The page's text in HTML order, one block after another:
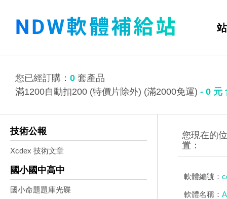
您已經訂購： 0 套產品
滿1200自動扣200 (特價片除外) (滿2000免運) - 0 元
技術公報
Xcdex 技術文章
國小國中高中
國小命題題庫光碟
軟體編號：
軟體名稱：